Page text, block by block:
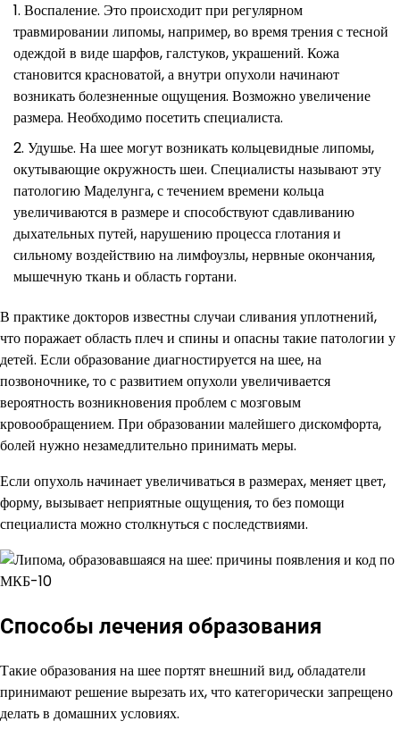
Воспаление. Это происходит при регулярном
травмировании липомы, например, во время трения с тесной
одеждой в виде шарфов, галстуков, украшений. Кожа
становится красноватой, а внутри опухоли начинают
возникать болезненные ощущения. Возможно увеличение
размера. Необходимо посетить специалиста.
Удушье. На шее могут возникать кольцевидные липомы,
окутывающие окружность шеи. Специалисты называют эту
патологию Маделунга, с течением времени кольца
увеличиваются в размере и способствуют сдавливанию
дыхательных путей, нарушению процесса глотания и
сильному воздействию на лимфоузлы, нервные окончания,
мышечную ткань и область гортани.
В практике докторов известны случаи сливания уплотнений,
что поражает область плеч и спины и опасны такие патологии у
детей. Если образование диагностируется на шее, на
позвоночнике, то с развитием опухоли увеличивается
вероятность возникновения проблем с мозговым
кровообращением. При образовании малейшего дискомфорта,
болей нужно незамедлительно принимать меры.
Если опухоль начинает увеличиваться в размерах, меняет цвет,
форму, вызывает неприятные ощущения, то без помощи
специалиста можно столкнуться с последствиями.
Способы лечения образования
Такие образования на шее портят внешний вид, обладатели
принимают решение вырезать их, что категорически запрещено
делать в домашних условиях.